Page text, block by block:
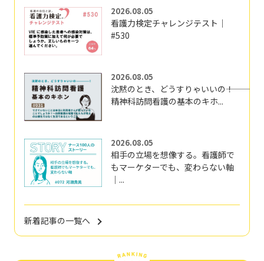
2026.08.05
看護力検定チャレンジテスト｜
#530
2026.08.05
沈黙のとき、どうすりゃいいの―――！
精神科訪問看護の基本のキホ...
2026.08.05
相手の立場を想像する。看護師で
もマーケターでも、変わらない軸
｜...
新着記事の一覧へ